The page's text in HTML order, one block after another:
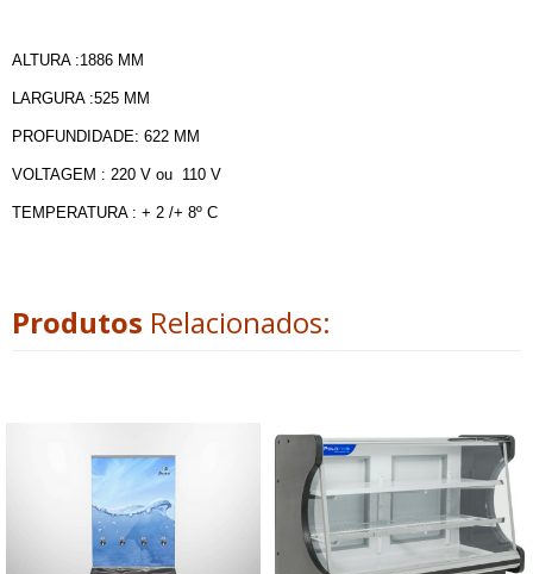
ALTURA :1886 MM
LARGURA :525 MM
PROFUNDIDADE: 622 MM
VOLTAGEM : 220 V ou 110 V
TEMPERATURA : + 2 /+ 8º C
Produtos Relacionados: